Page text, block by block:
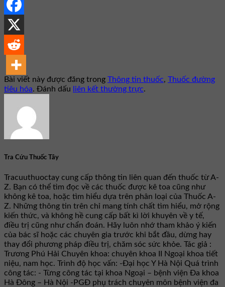
Bài viết này được đăng trong Thông tin thuốc, Thuốc đường
tiêu hóa. Đánh dấu liên kết thường trực.
Tra Cứu Thuốc Tây
Tracuuthuoctay cung cấp thông tin liên quan đến thuốc từ A-
Z. Bạn có thể tìm đọc về các thuốc được kê toa cũng như
không kê toa, hoặc tìm hiểu dựa trên phân loại của Thuốc A-
Z. Những thông tin trên chỉ mang tính chất tìm hiểu, mở rộng
kiến thức, và không hề cung cấp bất kì lời khuyên về y tế,
điều trị cũng như chẩn đoán. Hãy luôn nhớ tham khảo ý kiến
của bác sĩ hoặc các chuyên gia trước khi bắt đầu, dừng hay
thay đổi phương pháp điều trị, chăm sóc sức khỏe. Tác giả :
Trương Phú Hải Chuyên khoa: chuyên khoa II Ngoại khoa tiết
niệu, nam học. Trình độ học vấn: -Đại học Y Hà Nội Quá trình
công tác: - Từng công tác tại khoa Ngoại – bệnh viện Đa khoa
Hà Đông – Hà Nội -PGĐ phụ trách chuyên môn bệnh viện đa